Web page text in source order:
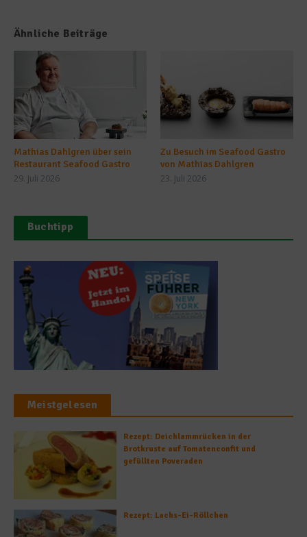
Ähnliche Beiträge
Mathias Dahlgren über sein
Restaurant Seafood Gastro
29. Juli 2026
Zu Besuch im Seafood Gastro
von Mathias Dahlgren
23. Juli 2026
Buchtipp
Meistgelesen
Rezept: Deichlammrücken in der
Brotkruste auf Tomatenconfit und
gefüllten Poveraden
Rezept: Lachs-Ei-Röllchen